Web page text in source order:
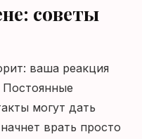
советы
ваша реакция
Постоянные
могут дать
врать просто